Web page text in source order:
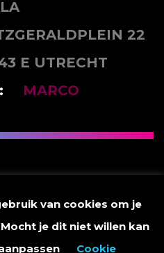
22
E UTRECHT
MARCO
gemaakt tijdens mijn
met foto's van Raymond
gebonden. En deze
van cookies om je
je dit niet willen kan
Cookie